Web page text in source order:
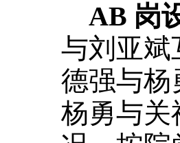
AB 岗
与刘亚斌
德强与杨
杨勇与关